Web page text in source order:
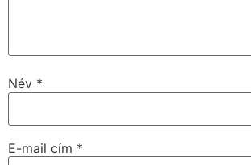
Név *
E-mail cím *